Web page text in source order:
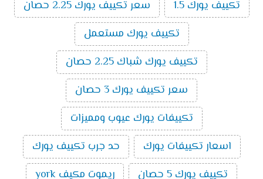
من موديلات تكييفات ميديا الهواء من الروائح الغير
مرغوب فيها.
فلاتر ضد البيكتريا:يتم تزويد تكييفات ميديا بفلاتر لا
تسمح بتكون البكتريا داخل جهاز التكييف وتلك
الخاصية تُعد من أحدث التقنيات وأهمها حيث أنها تحد
من انتشار الفيروسات المسببة للعدوى.
خاصية التتبع:يتوفر في تكييفات ميديا خاصية التتبع
حيث يمتلك التكييف حساسات تستشعر موضع
المستخدم داخل الغرفة فتقوم بتوجيه الهواء الصادر
منها نحوه وهذه الحساسات موجودة في ريموت
التكييف.
تكييف يورك 1.5
سعر تكييف يورك 2.25 حصان
تكييف يورك مستعمل
تكييف يورك شباك 2.25 حصان
سعر تكييف يورك 3 حصان
تكييفات يورك عيوب ومميزات
اسعار تكييفات يورك
حد جرب تكييف يورك
تكييف يورك 5 حصان
ريموت مكيف york